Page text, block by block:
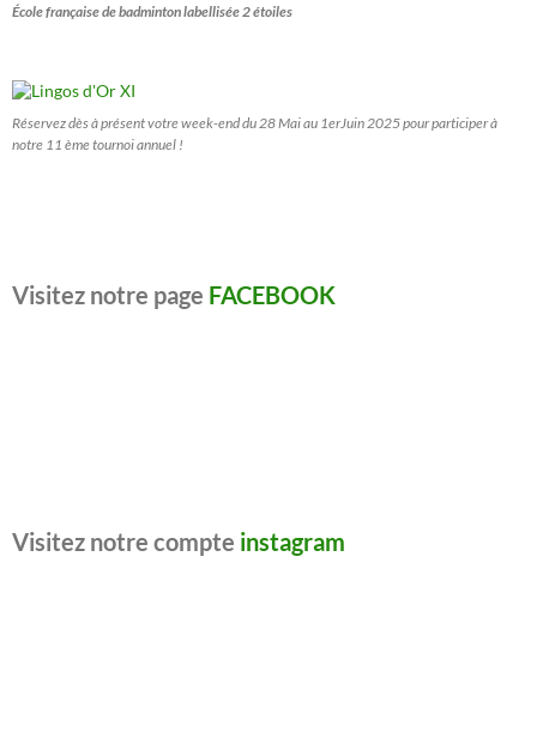
École française de badminton labellisée 2 étoiles
Réservez dès à présent votre week-end du 28 Mai au 1erJuin 2025 pour participer à
notre 11 ème tournoi annuel !
Visitez notre page FACEBOOK
Visitez notre compte instagram